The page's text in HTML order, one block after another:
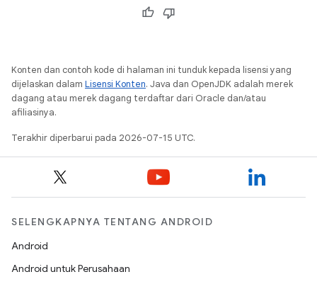
Konten dan contoh kode di halaman ini tunduk kepada lisensi yang
dijelaskan dalam Lisensi Konten. Java dan OpenJDK adalah merek
dagang atau merek dagang terdaftar dari Oracle dan/atau
afiliasinya.
Terakhir diperbarui pada 2026-07-15 UTC.
SELENGKAPNYA TENTANG ANDROID
Android
Android untuk Perusahaan